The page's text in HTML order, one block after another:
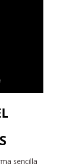
sencilla